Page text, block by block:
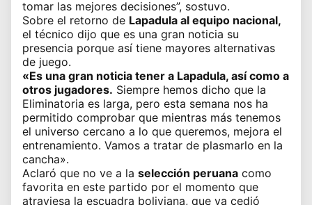
tomar las mejores decisiones”, sostuvo.
Sobre el retorno de Lapadula al equipo nacional,
el técnico dijo que es una gran noticia su
presencia porque así tiene mayores alternativas
de juego.
«Es una gran noticia tener a Lapadula, así como a
otros jugadores. Siempre hemos dicho que la
Eliminatoria es larga, pero esta semana nos ha
permitido comprobar que mientras más tenemos
el universo cercano a lo que queremos, mejora el
entrenamiento. Vamos a tratar de plasmarlo en la
cancha».
Aclaró que no ve a la selección peruana como
favorita en este partido por el momento que
atraviesa la escuadra boliviana, que ya cedió